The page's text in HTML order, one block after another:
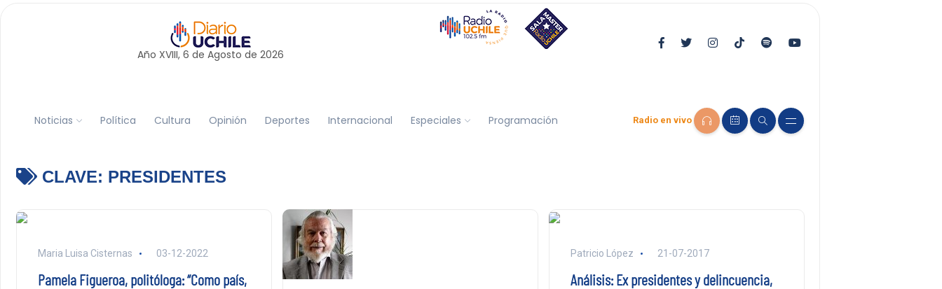
Año XVIII, 6 de Agosto de 2026
Noticias Política Cultura Opinión Deportes Internacional Especiales Programación Radio en vivo
CLAVE: PRESIDENTES
Maria Luisa Cisternas 03-12-2022
Pamela Figueroa, politóloga: “Como país,
Patricio López 21-07-2017
Análisis: Ex presidentes y delincuencia,